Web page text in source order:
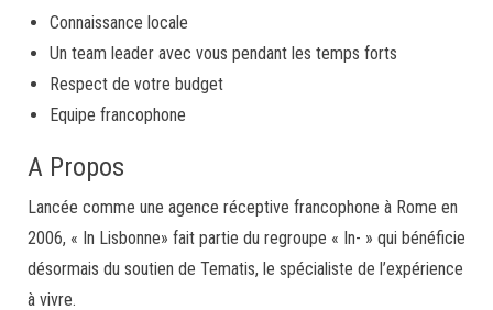
Connaissance locale
Un team leader avec vous pendant les temps forts
Respect de votre budget
Equipe francophone
A Propos
Lancée comme une agence réceptive francophone à Rome en
2006, « In Lisbonne» fait partie du regroupe « In- » qui bénéficie
désormais du soutien de Tematis, le spécialiste de l’expérience
à vivre.